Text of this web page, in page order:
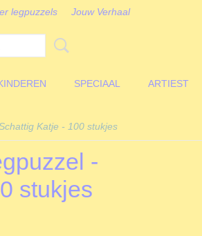
legpuzzels Jouw Verhaal
SPECIAAL ARTIEST
Katje - 100 stukjes
-
stukjes